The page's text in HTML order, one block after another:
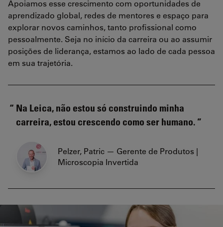
Apoiamos esse crescimento com oportunidades de
aprendizado global, redes de mentores e espaço para
explorar novos caminhos, tanto profissional como
pessoalmente. Seja no início da carreira ou ao assumir
posições de liderança, estamos ao lado de cada pessoa
em sua trajetória.
Na Leica, não estou só construindo minha
carreira, estou crescendo como ser humano.
Pelzer, Patric — Gerente de Produtos |
Microscopia Invertida